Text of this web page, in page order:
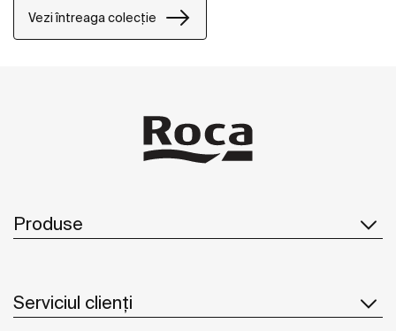
Vezi întreaga colecție
Produse
Serviciul clienți